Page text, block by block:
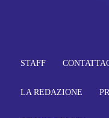
STAFF
LA REDAZIONE